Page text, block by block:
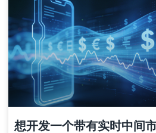
想开发一个带有实时中间